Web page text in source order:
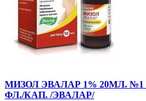
МИЗОЛ ЭВАЛАР 1% 20МЛ.
ФЛ./КАП. /ЭВАЛАР/